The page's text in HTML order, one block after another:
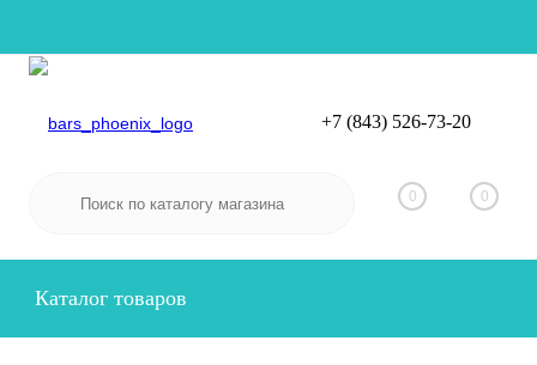
Вход
+7 (843) 526-73-20
0 0
Каталог товаров